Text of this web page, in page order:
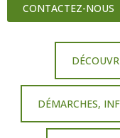
CONTACTEZ-NOUS
DÉMARCHES,